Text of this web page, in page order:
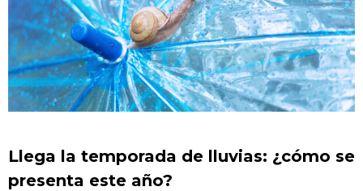
繁體字
Français
العربية
Economía
Sociedad
Tecnología
Llega la temporada de lluvias: ¿cómo se
presenta este año?